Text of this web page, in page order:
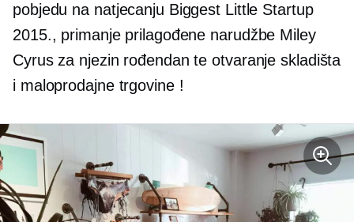
pobjedu na natjecanju Biggest Little Startup
2015., primanje prilagođene narudžbe Miley
Cyrus za njezin rođendan te otvaranje skladišta
i maloprodajne trgovine !